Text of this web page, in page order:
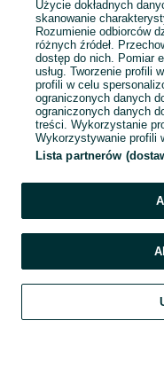
Szukaj Obserwujesz
Użycie dokładnych
skanowanie
Rozumienie odbiorców
różnych źródeł.
dostęp do nich. Pomiar
usług. Tworzenie profili
profili w celu
ograniczonych danych
ograniczonych danych
treści. Wykorzystanie
Wykorzystywanie profili
Lista partnerów